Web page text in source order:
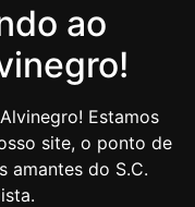
ao
Estamos
site, o ponto de
amantes do S.C.